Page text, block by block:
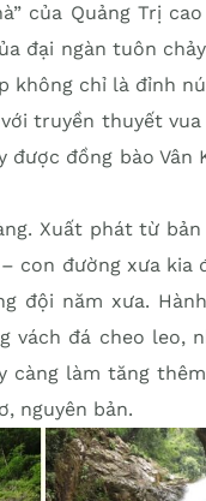
của Quảng Trị
đại ngàn tuôn
không chỉ là đỉnh
truyền thuyết
được đồng bào Vân
Xuất phát từ
con đường xưa kia
đội năm xưa.
vách đá cheo leo,
làm tăng
nguyên bản.